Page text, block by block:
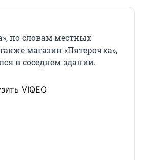
по словам местных
магазин «Пятерочка»,
в соседнем здании.
VIQEO